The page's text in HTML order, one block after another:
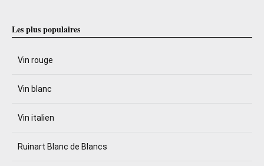
Les plus populaires
Vin rouge
Vin blanc
Vin italien
Ruinart Blanc de Blancs